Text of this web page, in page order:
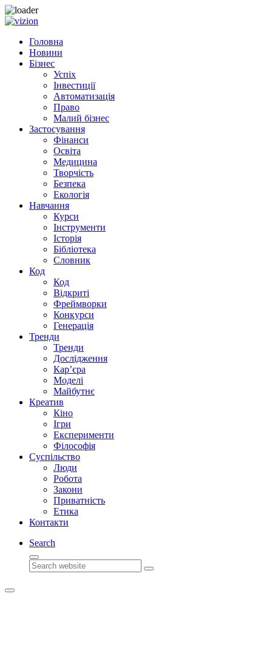
Skip
contentГоловна
Новини
Бізнес
Успіх
Інвестиції
Автоматизація
Право
Малий бізнес
Застосування
Фінанси
Освіта
Медицина
Творчість
Безпека
Екологія
Навчання
Курси
Інструменти
Історія
Бібліотека
Словник
Код
Код
Відкриті
Фреймворки
Конкурси
Генерація
Тренди
Тренди
Дослідження
Кар’єра
Моделі
Майбутнє
Креатив
Кіно
Ігри
Експерименти
Філософія
Суспільство
Люди
Робота
Закони
Приватність
Етика
Контакти
Search
Search